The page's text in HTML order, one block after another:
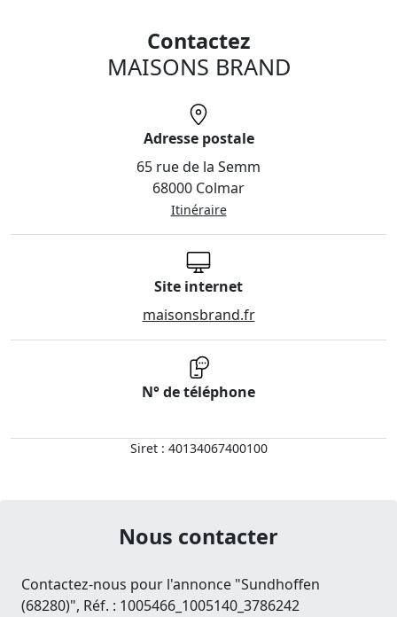
Contactez
MAISONS BRAND
Adresse postale
65 rue de la Semm
68000 Colmar
Itinéraire
Site internet
maisonsbrand.fr
N° de téléphone
Siret : 40134067400100
Nous contacter
Contactez-nous pour l'annonce "Sundhoffen
(68280)", Réf. : 1005466_1005140_3786242